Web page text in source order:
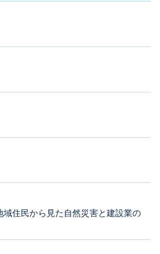
域住民から見た自然災害と建設業の